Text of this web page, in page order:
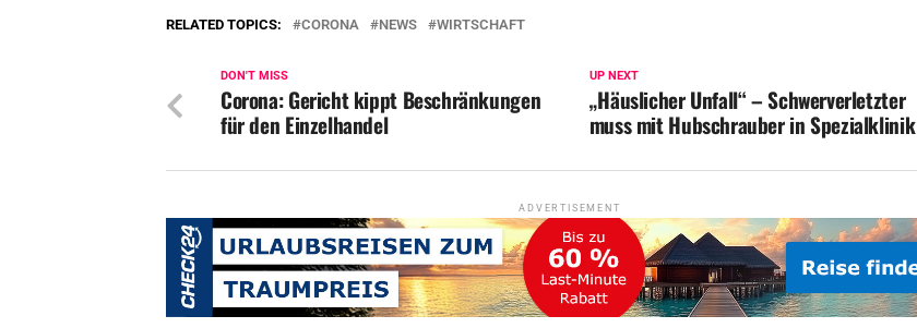
RELATED TOPICS: CORONA NEWS WIRTSCHAFT
UP NEXT
„Häuslicher Unfall“ – Schwerverletzter
muss mit Hubschrauber in Spezialklinik
DON'T MISS
Corona: Gericht kippt Beschränkungen
für den Einzelhandel
ADVERTISEMENT